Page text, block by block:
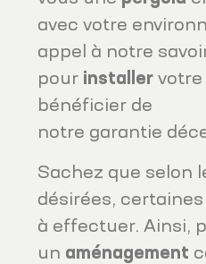
avec votre
appel à notre
pour installer votre
bénéficier de
notre garantie
Sachez que selon
désirées,
à effectuer. Ainsi,
un aménagement